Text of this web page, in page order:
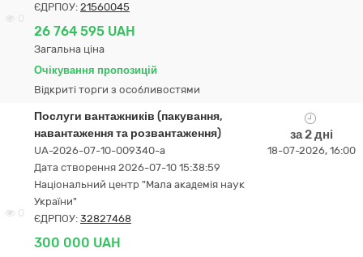
ЄДРПОУ: 21560045
26 764 595 UAH
Загальна ціна
Очікування пропозицій
Відкриті торги з особливостями
0
Послуги вантажників (пакування,
навантаження та розвантаження)
UA-2026-07-10-009340-a
Дата створення 2026-07-10 15:38:59
Національний центр "Мала академія наук
України"
ЄДРПОУ: 32827468
300 000 UAH
за 2 дні
18-07-2026, 16:00